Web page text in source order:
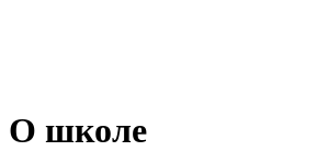
О школе